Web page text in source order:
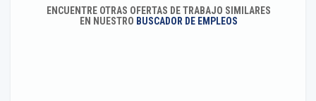
ENCUENTRE OTRAS OFERTAS DE TRABAJO SIMILARES
EN NUESTRO BUSCADOR DE EMPLEOS